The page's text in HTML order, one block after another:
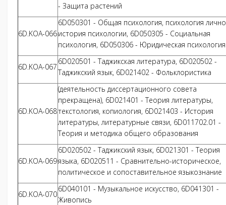
- Защита растений
6D.KOA-066
6D050301 - Общая психология, психология
история психологии, 6D050305 - Социальная
психология, 6D050306 - Юридическая психология
6D.KOA-067
6D020501 - Таджикская литература, 6D020502 -
Таджикский язык, 6D021402 - Фольклористика
6D.KOA-068
(деятельность диссертационного совета
прекращена), 6D021401 - Теория литературы,
текстология, копиология, 6D021403 - История
литературы, литературные связи, 6D011702.01 -
Теория и методика общего образования
6D.KOA-069
6D020502 - Таджикский язык, 6D021301 - Теория
языка, 6D020511 - Сравнительно-историческое,
политическое и сопоставительное языкознание
6D.KOA-070
6D040101 - Музыкальное искусство, 6D041301 -
Живопись